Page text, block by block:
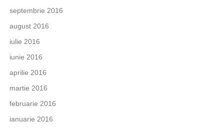
septembrie 2016
august 2016
iulie 2016
iunie 2016
aprilie 2016
martie 2016
februarie 2016
ianuarie 2016